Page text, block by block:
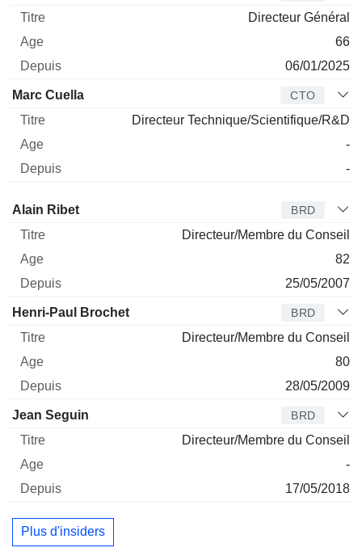
Directeur Général
66
06/01/2025
Marc Cuella CTO
Directeur Technique/Scientifique/R&D
-
-
Administrateur
Alain Ribet BRD
Directeur/Membre du Conseil
82
25/05/2007
Henri-Paul Brochet BRD
Directeur/Membre du Conseil
80
28/05/2009
Jean Seguin BRD
Directeur/Membre du Conseil
-
17/05/2018
Plus d'insiders